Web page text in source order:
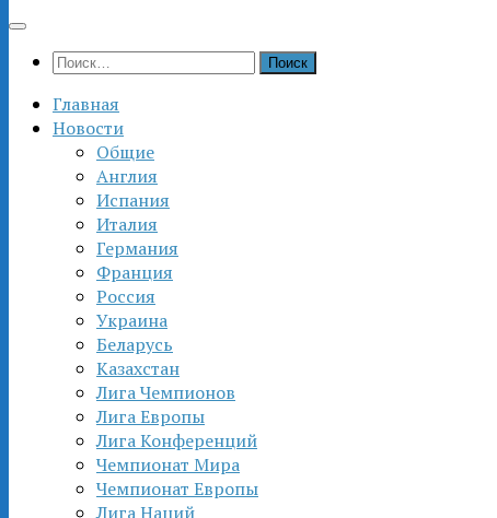
Найти:
Главная
Новости
Общие
Англия
Испания
Италия
Германия
Франция
Россия
Украина
Беларусь
Казахстан
Лига Чемпионов
Лига Европы
Лига Конференций
Чемпионат Мира
Чемпионат Европы
Лига Наций